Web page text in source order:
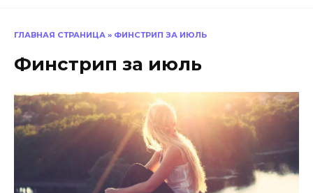
ГЛАВНАЯ СТРАНИЦА » ФИНСТРИП ЗА ИЮЛЬ
Финстрип за июль